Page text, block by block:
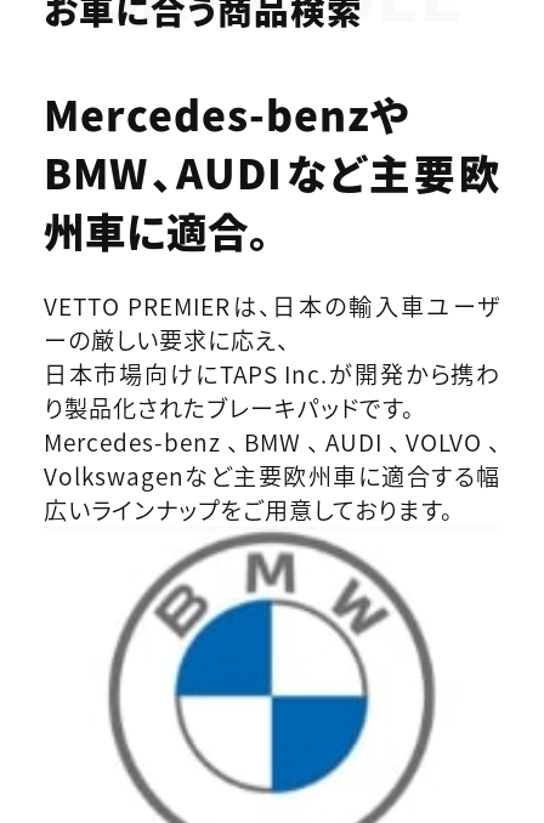
Mercedes-benzや
BMW、AUDIなど主要欧
州車に適合。
VETTO PREMIERは、日本の輸入車ユーザ
ーの厳しい要求に応え、
日本市場向けにTAPS Inc.が開発から携わ
り製品化されたブレーキパッドです。
Mercedes-benz、BMW、AUDI、VOLVO、
Volkswagenなど主要欧州車に適合する幅
広いラインナップをご用意しております。